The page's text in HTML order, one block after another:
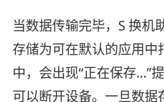
当数据传输完毕，S 换机
存储为可在默认的应用中
中，会出现“正在保存…”
可以断开设备。一旦数据